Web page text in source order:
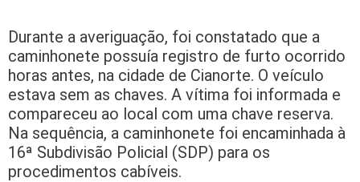
Durante a averiguação, foi constatado que a
caminhonete possuía registro de furto ocorrido
horas antes, na cidade de Cianorte. O veículo
estava sem as chaves. A vítima foi informada e
compareceu ao local com uma chave reserva.
Na sequência, a caminhonete foi encaminhada à
16ª Subdivisão Policial (SDP) para os
procedimentos cabíveis.